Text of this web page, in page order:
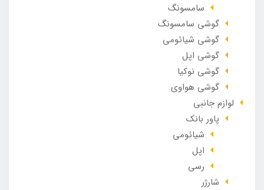
سامسونگ
گوشی سامسونگ
گوشی شیائومی
گوشی اپل
گوشی نوکیا
گوشی هواوی
لوازم جانبی
پاور بانک
شیائومی
اپل
رسی
شارژر